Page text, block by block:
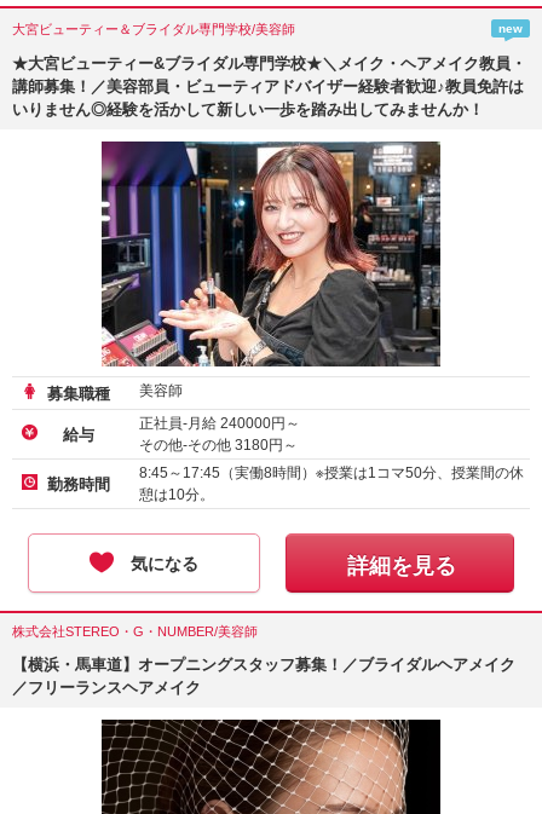
大宮ビューティー＆ブライダル専門学校/美容師 new
★大宮ビューティー&ブライダル専門学校★＼メイク・ヘアメイク教員・
講師募集！／美容部員・ビューティアドバイザー経験者歓迎♪教員免許は
いりません◎経験を活かして新しい一歩を踏み出してみませんか！
募集職種 美容師
給与
正社員-月給 240000円～
その他-その他 3180円～
勤務時間
8:45～17:45（実働8時間）※授業は1コマ50分、授業間の休
憩は10分。
気になる 詳細を見る
株式会社STEREO・G・NUMBER/美容師
【横浜・馬車道】オープニングスタッフ募集！／ブライダルヘアメイク
／フリーランスヘアメイク